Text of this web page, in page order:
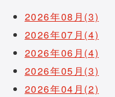
2026年08月(3)
2026年07月(4)
2026年06月(4)
2026年05月(3)
2026年04月(2)